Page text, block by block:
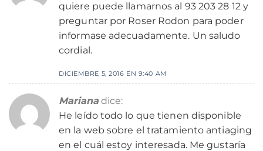
quiere puede llamarnos al 93 203 28 12 y
preguntar por Roser Rodon para poder
informase adecuadamente. Un saludo
cordial.
DICIEMBRE 5, 2016 EN 9:40 AM
Mariana dice:
He leído todo lo que tienen disponible
en la web sobre el tratamiento antiaging
en el cuál estoy interesada. Me gustaría